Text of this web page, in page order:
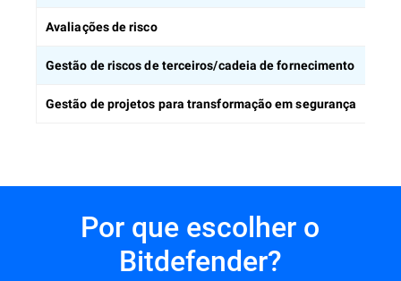
Avaliações de risco
Gestão de riscos de terceiros/cadeia de fornecimento
Gestão de projetos para transformação em segurança
Por que escolher o
Bitdefender?